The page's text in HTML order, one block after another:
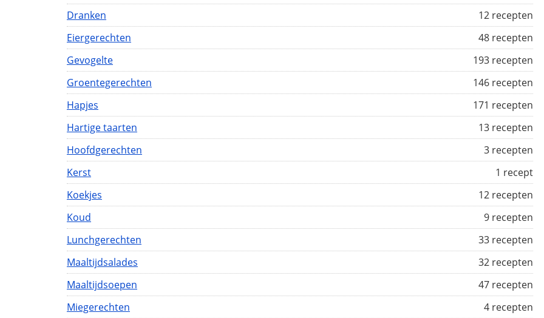
12 recepten
Dranken
48 recepten
Eiergerechten
193 recepten
Gevogelte
146 recepten
Groentegerechten
171 recepten
Hapjes
13 recepten
Hartige taarten
3 recepten
Hoofdgerechten
1 recept
Kerst
12 recepten
Koekjes
9 recepten
Koud
33 recepten
Lunchgerechten
32 recepten
Maaltijdsalades
47 recepten
Maaltijdsoepen
4 recepten
Miegerechten